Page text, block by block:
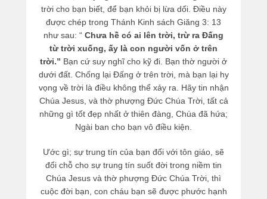
trời cho bạn biết, để bạn khỏi bị lừa dối. Điều này
được chép trong Thánh Kinh sách Giăng 3: 13
như sau: “ Chưa hề có ai lên trời, trừ ra Đấng
từ trời xuống, ấy là con người vốn ở trên
trời.” Bạn cứ suy nghĩ cho kỹ đi. Bạn thờ người ở
dưới đất. Chống lại Đấng ở trên trời, mà bạn lại hy
vọng về trời là điều không thể xảy ra. Hãy tin nhận
Chúa Jesus, và thờ phượng Đức Chúa Trời, tất cả
những gì tốt đẹp nhất ở thiên đàng, Chúa đã hứa;
Ngài ban cho bạn vô điều kiện.
Ước gì; sự trung tín của bạn đối với tôn giáo, sẽ
đổi chỗ cho sự trung tín suốt đời trong niềm tin
Chúa Jesus và thờ phượng Đức Chúa Trời, thì
cuộc đời bạn, con cháu bạn sẽ được phước hạnh